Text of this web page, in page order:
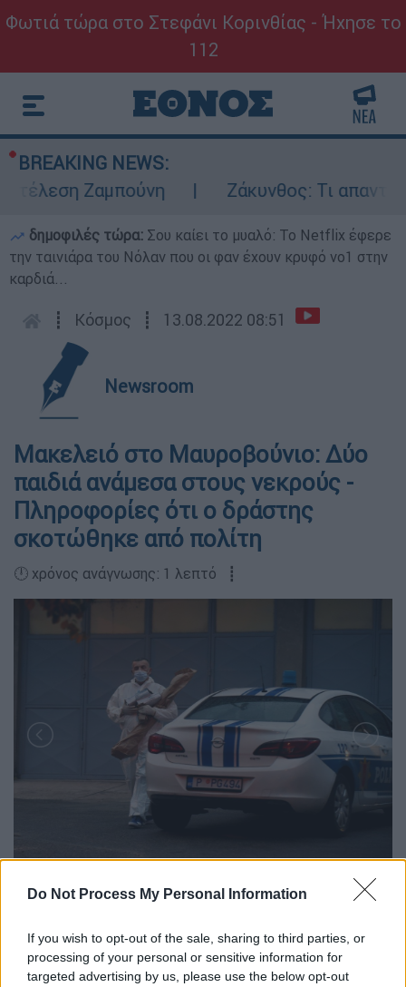
Do Not Process My Personal Information
If you wish to opt-out of the sale, sharing to third parties, or
processing of your personal or sensitive information for
targeted advertising by us, please use the below opt-out
Φωτιά τώρα στο Στεφάνι Κορινθίας - Ήχησε το
112
BREAKING NEWS:
Ζαμπούνη
Ζάκυνθος: Τι απαντά η
δημοφιλές τώρα: Σου καίει το μυαλό: Το Netflix έφερε
την ταινιάρα του Νόλαν που οι φαν έχουν κρυφό νο1 στην
καρδιά...
┋ Κόσμος ┋ 13.08.2022 08:51
Newsroom
Μακελειό στο Μαυροβούνιο: Δύο
παιδιά ανάμεσα στους νεκρούς -
Πληροφορίες ότι ο δράστης
σκοτώθηκε από πολίτη
🕛 χρόνος ανάγνωσης: 1 λεπτό ┋
Προσθέστε το ΕΘΝΟΣ στη Google